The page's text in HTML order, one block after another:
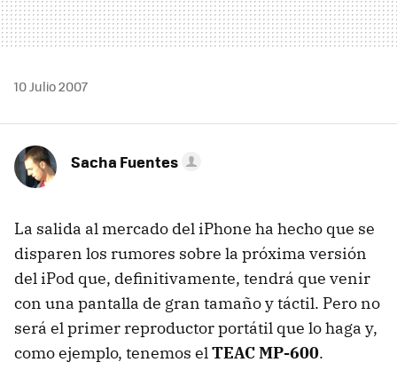
10 Julio 2007
Sacha Fuentes
La salida al mercado del iPhone ha hecho que se
disparen los rumores sobre la próxima versión
del iPod que, definitivamente, tendrá que venir
con una pantalla de gran tamaño y táctil. Pero no
será el primer reproductor portátil que lo haga y,
como ejemplo, tenemos elTEAC MP-600.